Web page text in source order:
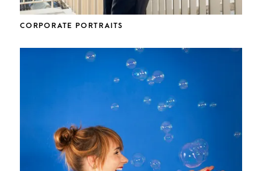
CORPORATE PORTRAITS